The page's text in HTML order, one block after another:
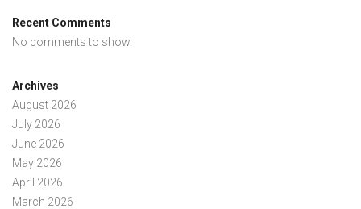
Recent Comments
No comments to show.
Archives
August 2026
July 2026
June 2026
May 2026
April 2026
March 2026